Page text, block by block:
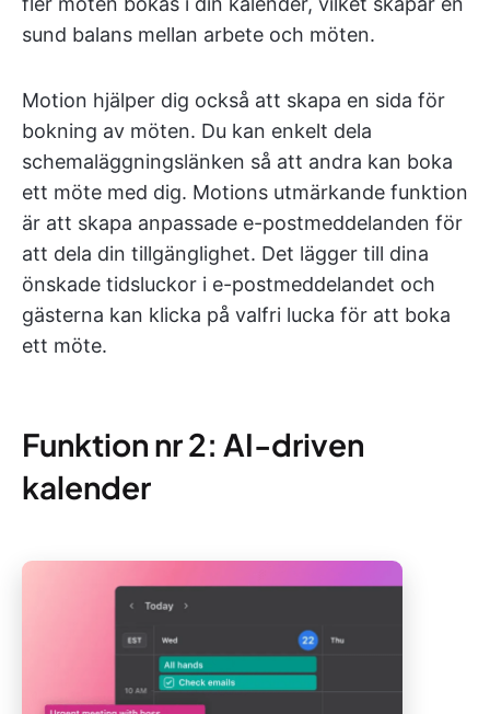
sund balans mellan arbete och möten.
Motion hjälper dig också att skapa en sida för
bokning av möten. Du kan enkelt dela
schemaläggningslänken så att andra kan boka
ett möte med dig. Motions utmärkande funktion
är att skapa anpassade e-postmeddelanden för
att dela din tillgänglighet. Det lägger till dina
önskade tidsluckor i e-postmeddelandet och
gästerna kan klicka på valfri lucka för att boka
ett möte.
Funktion nr 2: AI-driven
kalender